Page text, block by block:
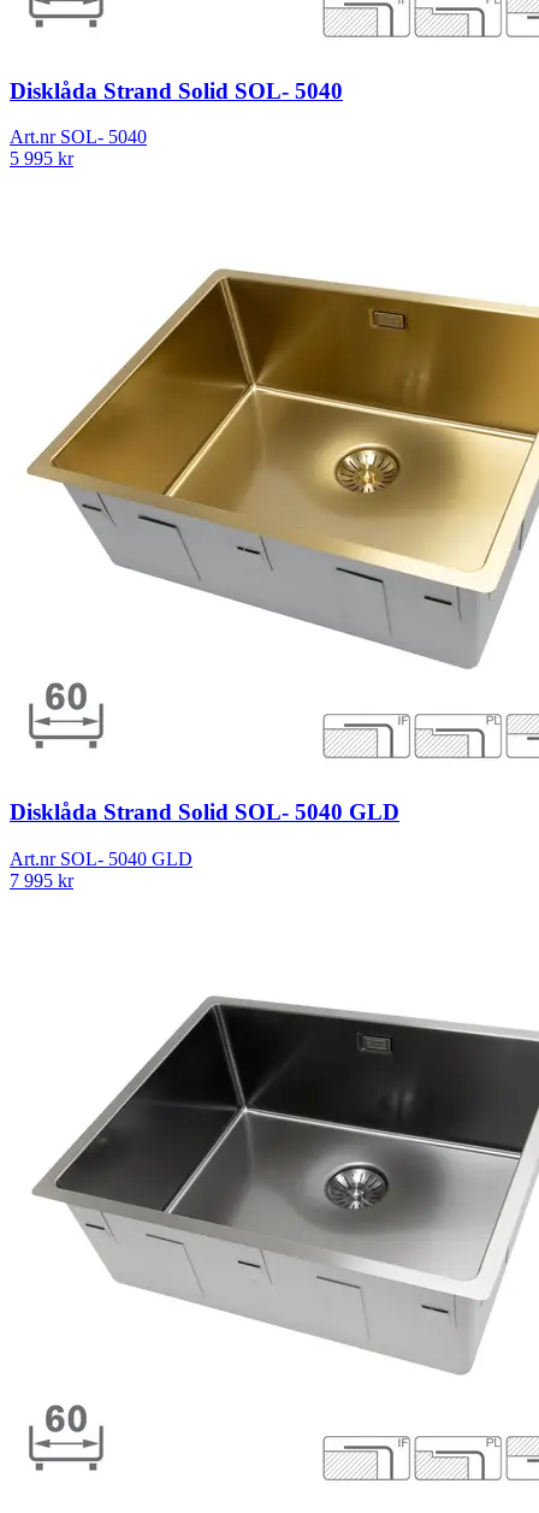
Disklåda Strand Solid SOL- 5040
Art.nr SOL- 5040
5 995 kr
Disklåda Strand Solid SOL- 5040 GLD
Art.nr SOL- 5040 GLD
7 995 kr